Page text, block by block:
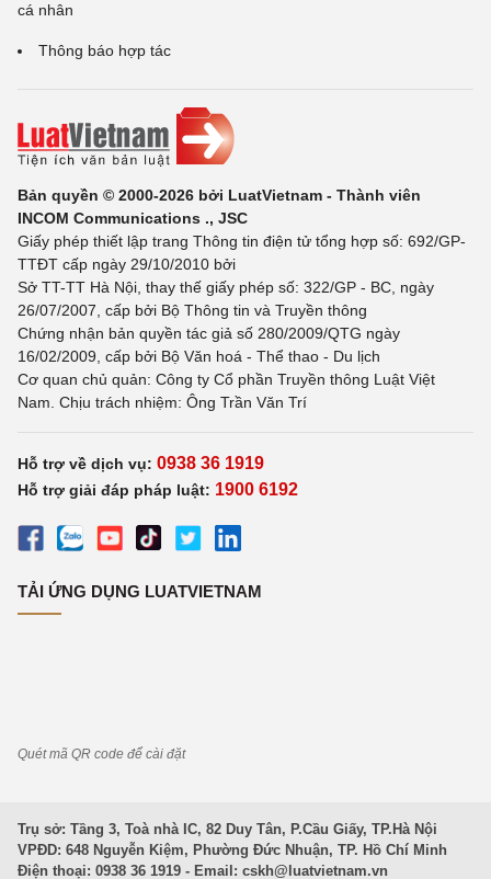
cá nhân
Thông báo hợp tác
Bản quyền © 2000-2026 bởi LuatVietnam - Thành viên
INCOM Communications ., JSC
Giấy phép thiết lập trang Thông tin điện tử tổng hợp số: 692/GP-
TTĐT cấp ngày 29/10/2010 bởi
Sở TT-TT Hà Nội, thay thế giấy phép số: 322/GP - BC, ngày
26/07/2007, cấp bởi Bộ Thông tin và Truyền thông
Chứng nhận bản quyền tác giả số 280/2009/QTG ngày
16/02/2009, cấp bởi Bộ Văn hoá - Thể thao - Du lịch
Cơ quan chủ quản: Công ty Cổ phần Truyền thông Luật Việt
Nam. Chịu trách nhiệm: Ông Trần Văn Trí
Hỗ trợ về dịch vụ: 0938 36 1919
Hỗ trợ giải đáp pháp luật: 1900 6192
TẢI ỨNG DỤNG LUATVIETNAM
Quét mã QR code để cài đặt
Trụ sở: Tầng 3, Toà nhà IC, 82 Duy Tân, P.Cầu Giấy, TP.Hà Nội
VPĐD: 648 Nguyễn Kiệm, Phường Đức Nhuận, TP. Hồ Chí Minh
Điện thoại: 0938 36 1919 - Email: cskh@luatvietnam.vn